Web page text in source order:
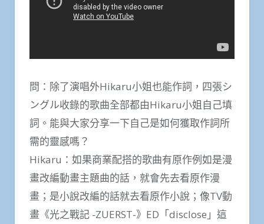
問：除了演唱外Hikaru小姐也能作詞，四張シ
ングル收錄的歌曲全部都由Hikaru小姐自己填
詞。能與大家分享一下自己是如何獲取作詞所
需的靈感嗎？
Hikaru：如果商業配搭的歌曲有原作例如是漫
畫改編動畫主題曲的話，就會先去看原作漫
畫；是小說改編的話就去看原作小說；像TV動
畫《光之戰記 -ZUERST-》ED「disclose」這